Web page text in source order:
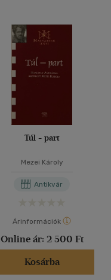
Túl - part
Mezei Károly
Antikvár
Árinformációk
Online ár: 2 500 Ft
Kosárba